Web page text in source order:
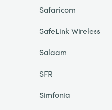
Safaricom
SafeLink Wireless
Salaam
SFR
Simfonia